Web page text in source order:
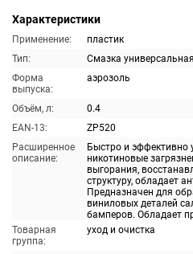
Характеристики
Применение:
пластик
Тип:
Смазка универсальная
Форма
выпуска:
аэрозоль
Объём, л:
0.4
EAN-13:
ZP520
Расширенное
описание:
Быстро и эффективно
никотиновые
выгорания,
структуру, обладает
Предназначен для
виниловых деталей
бамперов. Обладает
Товарная
группа:
уход и очистка